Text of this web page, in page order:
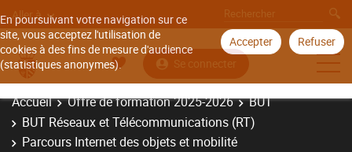
En poursuivant votre navigation sur ce
site, vous acceptez l'utilisation de
cookies à des fins de mesure d'audience
(statistiques anonymes).
Accepter Refuser
Aller à
Se connecter
Accueil Offre de formation 2025-2026
BUT
BUT Réseaux et Télécommunications (RT)
Parcours Internet des objets et mobilité